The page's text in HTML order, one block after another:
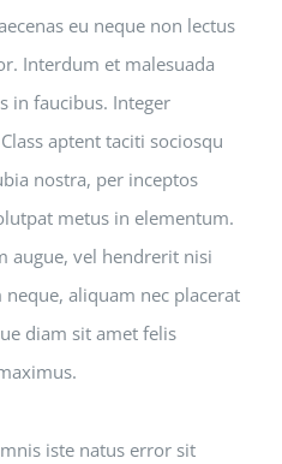
eu neque non lectus
Interdum et malesuada
in faucibus. Integer
aptent taciti sociosqu
nostra, per inceptos
metus in elementum.
augue, vel hendrerit nisi
aliquam nec placerat
diam sit amet felis
iste natus error sit